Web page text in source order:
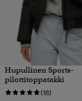
Hupullinen Sports-
pilottitoppatakki
(18)